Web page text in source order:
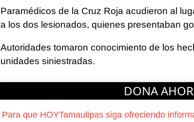
Paramédicos de la Cruz Roja acudieron al
a los dos lesionados, quienes presentaban
Autoridades tomaron conocimiento de los
unidades siniestradas.
DONA
Para que HOYTamaulipas siga ofreciendo